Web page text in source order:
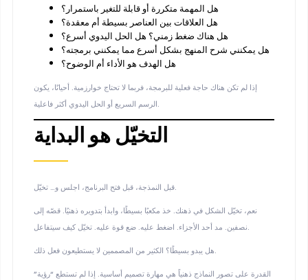
هل المهمة متكررة أو قابلة للتغير باستمرار؟
هل العلاقات بين العناصر بسيطة أم معقدة؟
هل هناك ضغط زمني؟ هل الحل اليدوي أسرع؟
هل يمكنني شرح المنهج بشكل أسرع مما يمكنني برمجته؟
هل الهدف هو الأداء أم الوضوح؟
إذا لم تكن هناك حاجة فعلية للبرمجة، فربما لا تحتاج خوارزمية. أحيانًا، يكون
الرسم السريع أو الحل اليدوي أكثر فاعلية.
التخيّل هو البداية
قبل النمذجة، قبل فتح البرنامج، اجلس و… تخيّل.
نعم، تخيّل الشكل في ذهنك. خذ مكعبًا بسيطًا، وابدأ بتدويره ذهنيًا. قصّه إلى
نصفين. مد أحد الأجزاء. اضغط عليه. ضع قوة عليه. تخيّل كيف سيتفاعل.
هل يبدو بسيطًا؟ الكثير من المصممين لا يستطيعون فعل ذلك.
القدرة على تصور النماذج ذهنياً هي مهارة تصميم أساسية. إذا لم تستطع “رؤية”